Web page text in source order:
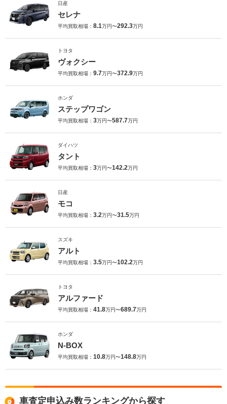
日産
セレナ
平均買取相場： 8.1万円〜292.3万円
トヨタ
ヴォクシー
平均買取相場： 9.7万円〜372.9万円
ホンダ
ステップワゴン
平均買取相場： 3万円〜587.7万円
ダイハツ
タント
平均買取相場： 3万円〜142.2万円
日産
モコ
平均買取相場： 3.2万円〜31.5万円
スズキ
アルト
平均買取相場： 3.5万円〜102.2万円
トヨタ
アルファード
平均買取相場： 41.8万円〜689.7万円
ホンダ
N-BOX
平均買取相場： 10.8万円〜148.8万円
車査定申込み数ランキングから探す